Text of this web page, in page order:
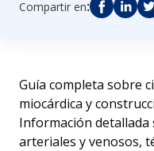
Compartir en:
Guía completa sobre
miocárdica y
Información
arteriales y venosos,